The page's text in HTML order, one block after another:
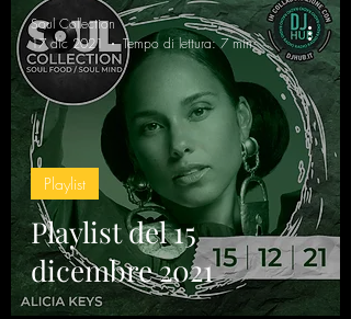
Playlist del 15
dicembre 2021
Playlist
Soul Collection
17 dic 2021
Tempo di lettura: 7 min